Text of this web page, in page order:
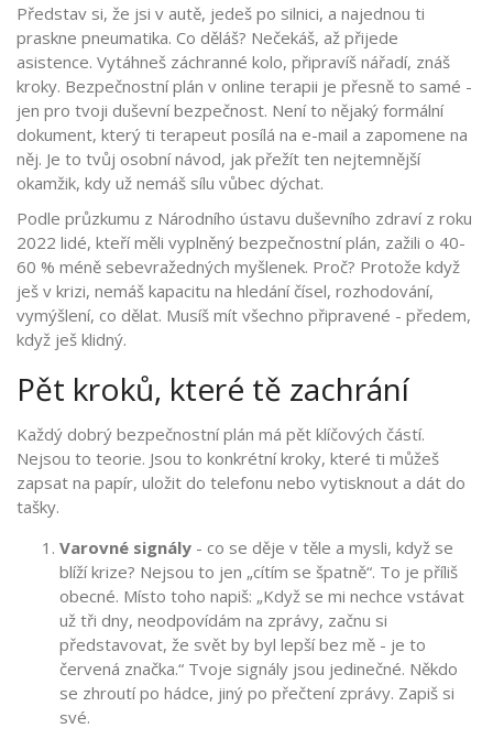
Představ si, že jsi v autě, jedeš po silnici, a najednou ti
praskne pneumatika. Co děláš? Nečekáš, až přijede
asistence. Vytáhneš záchranné kolo, připravíš nářadí, znáš
kroky. Bezpečnostní plán v online terapii je přesně to samé -
jen pro tvoji duševní bezpečnost. Není to nějaký formální
dokument, který ti terapeut posílá na e-mail a zapomene na
něj. Je to tvůj osobní návod, jak přežít ten nejtemnější
okamžik, kdy už nemáš sílu vůbec dýchat.
Podle průzkumu z Národního ústavu duševního zdraví z roku
2022 lidé, kteří měli vyplněný bezpečnostní plán, zažili o 40-
60 % méně sebevražedných myšlenek. Proč? Protože když
ješ v krizi, nemáš kapacitu na hledání čísel, rozhodování,
vymýšlení, co dělat. Musíš mít všechno připravené - předem,
když ješ klidný.
Pět kroků, které tě zachrání
Každý dobrý bezpečnostní plán má pět klíčových částí.
Nejsou to teorie. Jsou to konkrétní kroky, které ti můžeš
zapsat na papír, uložit do telefonu nebo vytisknout a dát do
tašky.
Varovné signály - co se děje v těle a mysli, když se
blíží krize? Nejsou to jen „cítím se špatně“. To je příliš
obecné. Místo toho napiš: „Když se mi nechce vstávat
už tři dny, neodpovídám na zprávy, začnu si
představovat, že svět by byl lepší bez mě - je to
červená značka.“ Tvoje signály jsou jedinečné. Někdo
se zhroutí po hádce, jiný po přečtení zprávy. Zapiš si
své.